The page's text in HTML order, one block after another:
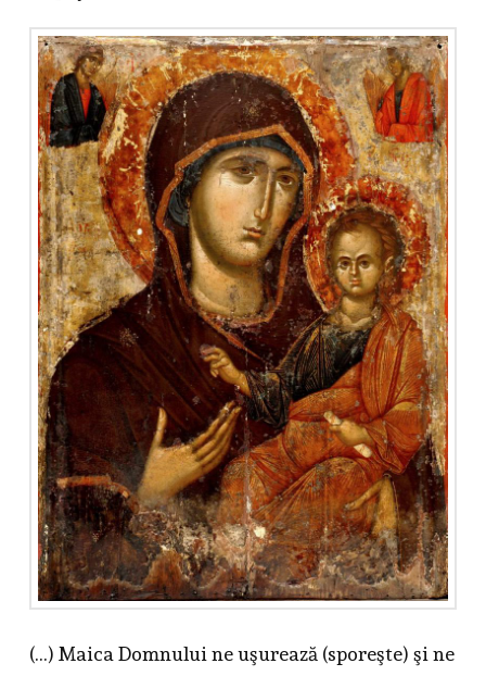
(…) Maica Domnului ne uşurează (sporeşte) şi ne